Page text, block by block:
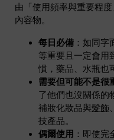
由「使用頻率與重要程
內容物。
每日必備 ：如同字
等重要且一定會用
慣，藥品、水瓶也
需要但可能不是很
了他們也沒關係的
補妝化妝品與髮飾
技產品。
偶爾使用 ：即使